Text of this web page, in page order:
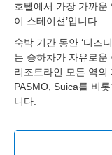
호텔에서 가장 가까운
이 스테이션’입니다.
숙박 기간 동안 ‘디즈
는 승하차가 자유로운
리조트라인 모든 역의
PASMO, Suica를 비
니다.